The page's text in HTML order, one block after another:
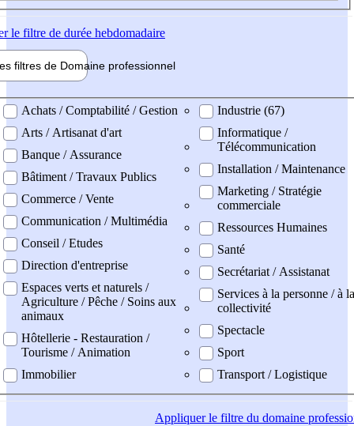
le filtre de durée hebdomadaire
filtres de Domaine professionnel
professionel
Achats / Comptabilité / Gestion
Arts / Artisanat d'art
Banque / Assurance
Bâtiment / Travaux Publics
Commerce / Vente
Communication / Multimédia
Conseil / Etudes
Direction d'entreprise
Espaces verts et naturels /
Agriculture / Pêche / Soins aux
animaux
Hôtellerie - Restauration /
Tourisme / Animation
Immobilier
Industrie (67)
Informatique /
Télécommunication
Installation / Maintenance
Marketing / Stratégie
commerciale
Ressources Humaines
Santé
Secrétariat / Assistanat
Services à la personne / à la
collectivité
Spectacle
Sport
Transport / Logistique
Appliquerle filtre du domaine